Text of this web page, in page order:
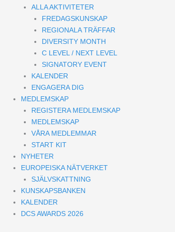
ALLA AKTIVITETER
FREDAGSKUNSKAP
REGIONALA TRÄFFAR
DIVERSITY MONTH
C LEVEL / NEXT LEVEL
SIGNATORY EVENT
KALENDER
ENGAGERA DIG
MEDLEMSKAP
REGISTERA MEDLEMSKAP
MEDLEMSKAP
VÅRA MEDLEMMAR
START KIT
NYHETER
EUROPEISKA NÄTVERKET
SJÄLVSKATTNING
KUNSKAPSBANKEN
KALENDER
DCS AWARDS 2026